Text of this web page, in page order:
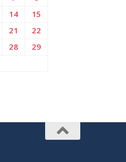
14
15
21
22
28
29